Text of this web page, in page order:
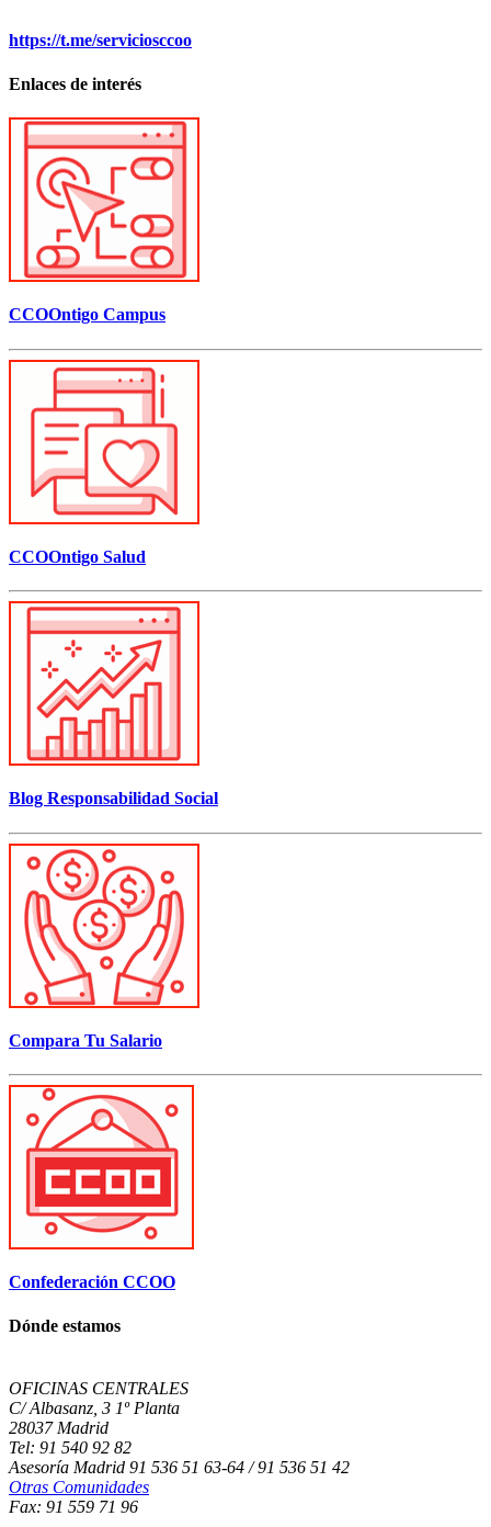
https://t.me/serviciosccoo
Enlaces de interés
CCOOntigo Campus
CCOOntigo Salud
Blog Responsabilidad Social
Compara Tu Salario
Confederación CCOO
Dónde estamos
OFICINAS CENTRALES
C/ Albasanz, 3 1º Planta
28037 Madrid
Tel: 91 540 92 82
Asesoría Madrid 91 536 51 63-64 / 91 536 51 42
Otras Comunidades
Fax: 91 559 71 96